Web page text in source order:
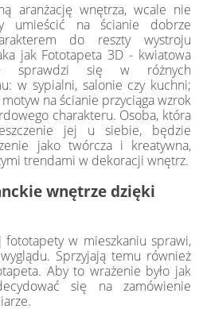
aranżację wnętrza, wcale nie
umieścić na ścianie dobrze
do reszty wystroju
jak Fototapeta 3D - kwiatowa
sprawdzi się w różnych
w sypialni, salonie czy kuchni;
na ścianie przyciąga wzrok
charakteru. Osoba, która
jej u siebie, będzie
jako twórcza i kreatywna,
trendami w dekoracji wnętrz.
wnętrze dzięki
w mieszkaniu sprawi,
Sprzyjają temu również
Aby to wrażenie było jak
się na zamówienie